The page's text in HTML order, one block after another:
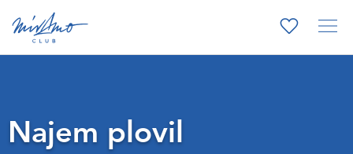
Najem plovil